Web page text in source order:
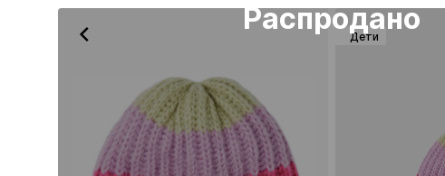
Дети
Распродано